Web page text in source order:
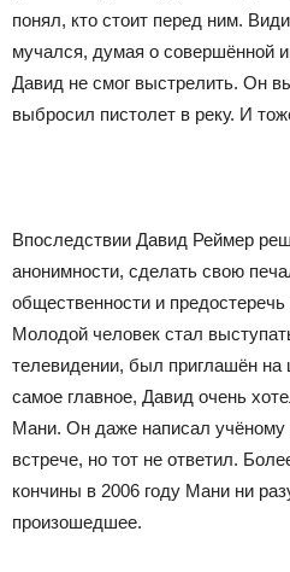
понял, кто стоит перед ним.
мучался, думая о совершённой
Давид не смог выстрелить. Он
выбросил пистолет в реку. И
Впоследствии Давид Реймер
анонимности, сделать свою
общественности и
Молодой человек стал
телевидении, был приглашён
самое главное, Давид очень
Мани. Он даже написал учёному
встрече, но тот не ответил.
кончины в 2006 году Мани ни
произошедшее.